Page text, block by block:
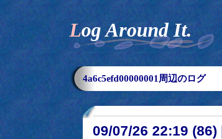
Log Around It.
4a6c5efd00000001周辺のログ
09/07/26 22:19 (86)